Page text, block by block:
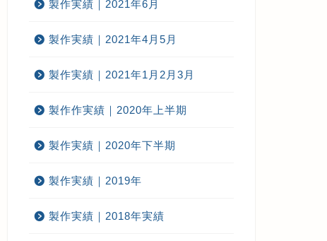
2023年10月16日
製作実績｜2021年6月
製作実績｜2021年4月5月
製作実績｜2021年1月2月3月
製作作実績｜2020年上半期
製作実績｜2020年下半期
製作実績｜2019年
製作実績｜2018年実績